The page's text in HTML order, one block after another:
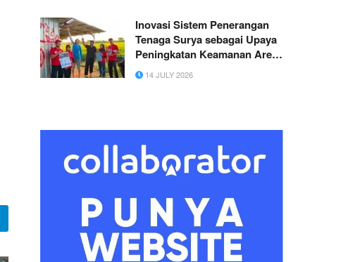
Inovasi Sistem Penerangan
Tenaga Surya sebagai Upaya
Peningkatan Keamanan Area
Penyimpanan Pupuk oleh
Mahasiswa KKN Untag
14 JULY 2026